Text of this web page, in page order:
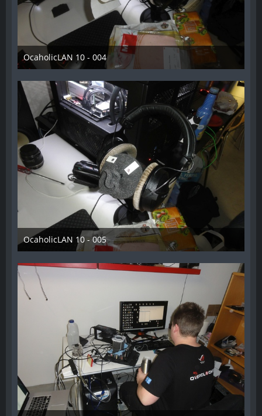
OcaholicLAN 10 - 004
11. Mai 2018
OcaholicLAN 10 - 005
11. Mai 2018